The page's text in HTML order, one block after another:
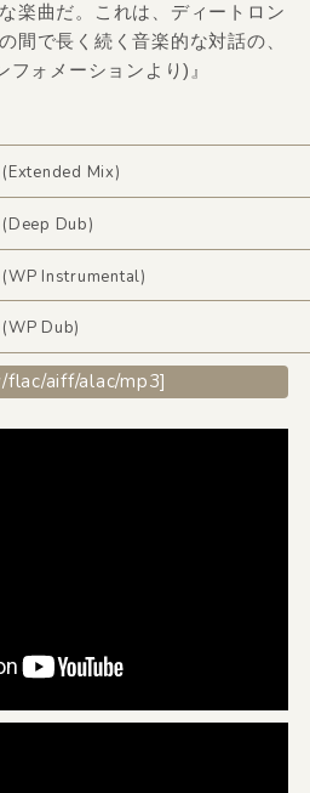
楽曲だ。これは、ディートロン
間で長く続く音楽的な対話の、
ォメーションより)』
Mix)
Dub)
Instrumental)
Dub)
aiff/alac/mp3]